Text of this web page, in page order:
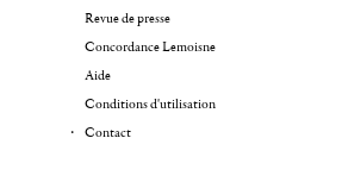
Revue de presse
Concordance Lemoisne
Aide
Conditions d'utilisation
Contact